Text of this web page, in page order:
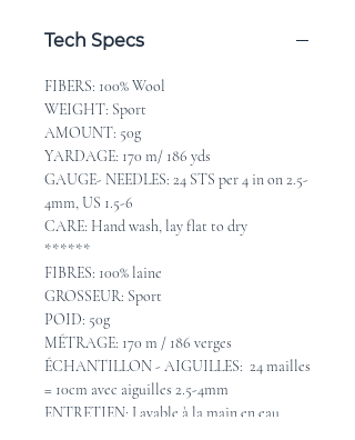
Tech Specs
FIBERS: 100% Wool
WEIGHT: Sport
AMOUNT: 50g
YARDAGE: 170 m/ 186 yds
GAUGE- NEEDLES: 24 STS per 4 in on 2.5-
4mm, US 1.5-6
CARE: Hand wash, lay flat to dry
******
FIBRES: 100% laine
GROSSEUR: Sport
POID: 50g
MÉTRAGE: 170 m / 186 verges
ÉCHANTILLON - AIGUILLES: 24 mailles
= 10cm avec aiguilles 2.5-4mm
ENTRETIEN: Lavable à la main en eau